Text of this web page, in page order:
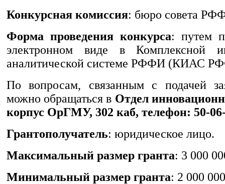
Конкурсная комиссия: бюро совета
Форма проведения конкурса: путем
электронном виде в Комплексной
аналитической системе РФФИ (КИАС
По вопросам, связанным с подачей
можно обращаться в Отдел
корпус ОрГМУ, 302 каб, телефон: 50-
Грантополучатель: юридическое лицо.
Максимальный размер гранта: 3 000
Минимальный размер гранта: 2 000